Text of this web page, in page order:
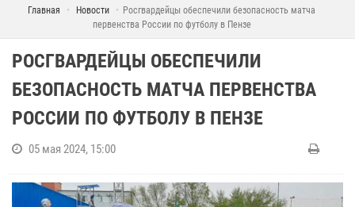
Главная Новости
Росгвардейцы обеспечили безопасность матча
первенства России по футболу в Пензе
РОСГВАРДЕЙЦЫ ОБЕСПЕЧИЛИ
БЕЗОПАСНОСТЬ МАТЧА ПЕРВЕНСТВА
РОССИИ ПО ФУТБОЛУ В ПЕНЗЕ
05 мая 2024, 15:00